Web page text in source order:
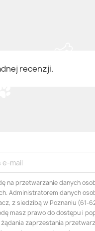
recenzji.
na przetwarzanie danych
Administratorem danych
z siedzibą w Poznaniu (61-
masz prawo do dostępu i
zaprzestania